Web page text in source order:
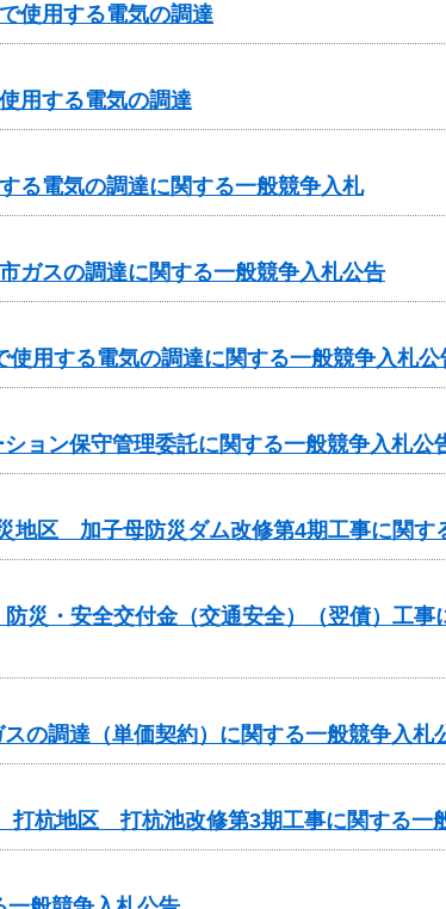
使用する電気の調達
用する電気の調達
る電気の調達に関する一般競争入札
ガスの調達に関する一般競争入札公告
用する電気の調達に関する一般競争入札公
ョン保守管理委託に関する一般競争入札公
地区 加子母防災ダム改修第4期工事に関す
災・安全交付金（交通安全）（翌債）工事
の調達（単価契約）に関する一般競争入札
打杭地区 打杭池改修第3期工事に関する一